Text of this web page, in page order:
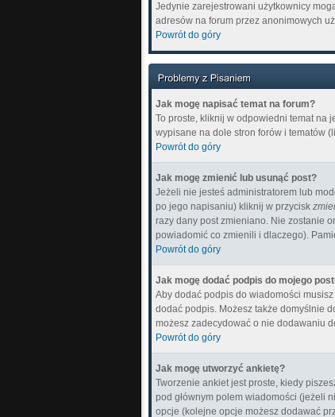
Jedynie zarejestrowani użytkownicy
adresów na forum przez anonimowych
Powrót do góry
Jak mogę napisać temat na forum?
To proste, kliknij w odpowiedni temat na
wypisane na dole stron forów i tematów
Powrót do góry
Jak mogę zmienić lub usunąć post?
Jeżeli nie jesteś administratorem lub
po jego napisaniu) kliknij w przycisk
razy dany post zmieniano. Nie zostanie
powiadomić co zmienili i dlaczego).
Powrót do góry
Jak mogę dodać podpis do mojego
Aby dodać podpis do wiadomości
dodać podpis. Możesz także domyślnie
możesz zadecydować o nie dodawaniu
Powrót do góry
Jak mogę utworzyć ankietę?
Tworzenie ankiet jest proste, kiedy
pod głównym polem wiadomości (jeżeli
opcje (kolejne opcje możesz dodawać